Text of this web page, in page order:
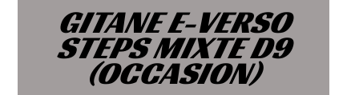
GITANE E-VERSO
STEPS MIXTE D9
(OCCASION)